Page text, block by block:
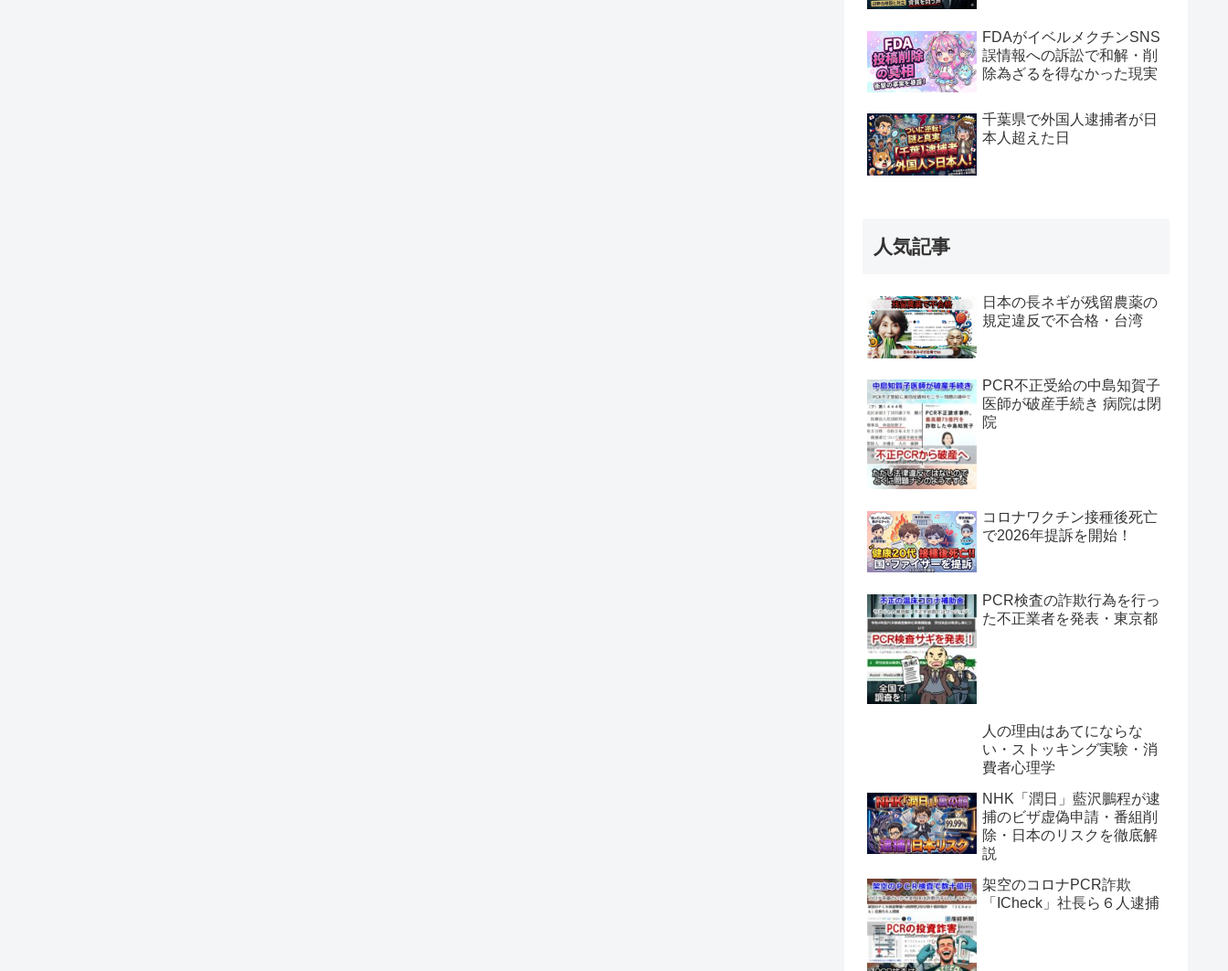
FDAがイベルメクチンSNS
誤情報への訴訟で和解・削
除為ざるを得なかった現実
千葉県で外国人逮捕者が日
本人超えた日
人気記事
日本の長ネギが残留農薬の
規定違反で不合格・台湾
PCR不正受給の中島知賀子
医師が破産手続き 病院は閉
院
コロナワクチン接種後死亡
で2026年提訴を開始！
PCR検査の詐欺行為を行っ
た不正業者を発表・東京都
人の理由はあてにならな
い・ストッキング実験・消
費者心理学
NHK「潤日」藍沢鵬程が逮
捕のビザ虚偽申請・番組削
除・日本のリスクを徹底解
説
架空のコロナPCR詐欺
「ICheck」社長ら６人逮捕